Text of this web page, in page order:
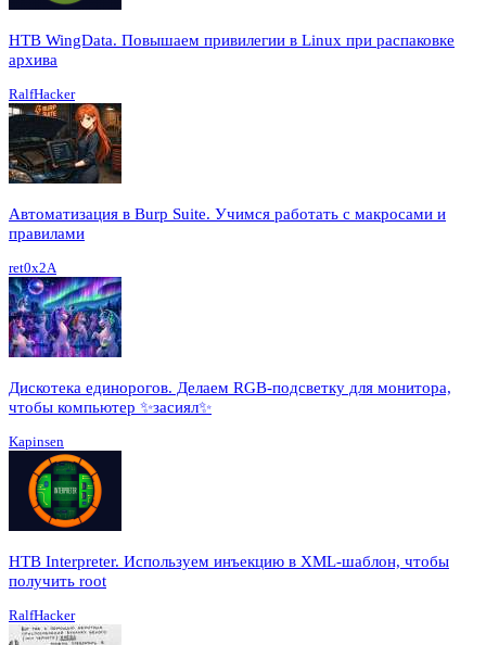
HTB WingData. Повышаем привилегии в Linux при распаковке
архива
RalfHacker
Автоматизация в Burp Suite. Учимся работать с макросами и
правилами
ret0x2A
Дискотека единорогов. Делаем RGB-подсветку для монитора,
чтобы компьютер ✨засиял✨
Kapinsen
HTB Interpreter. Используем инъекцию в XML-шаблон, чтобы
получить root
RalfHacker